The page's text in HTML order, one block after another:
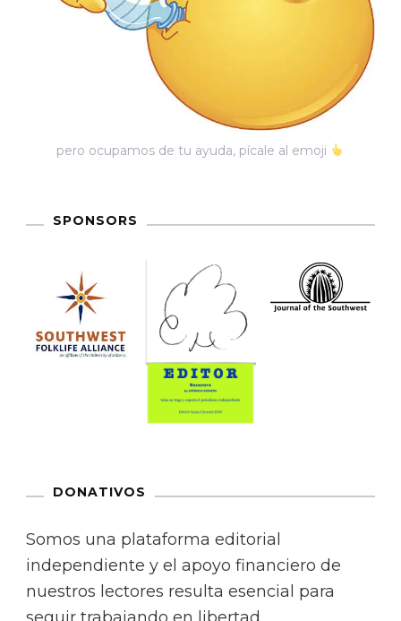
pero ocupamos de tu ayuda, pícale al emoji
SPONSORS
DONATIVOS
Somos una plataforma editorial
independiente y el apoyo financiero de
nuestros lectores resulta esencial para
seguir trabajando en libertad.